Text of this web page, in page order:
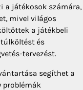
a játékosok számára,
mivel világos
a játékbeli
és
tervezést.
segíthet a
problémák